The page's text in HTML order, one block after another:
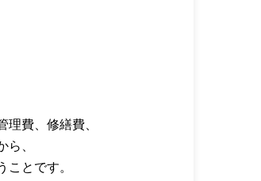
費、修繕費、
ら、
とです。